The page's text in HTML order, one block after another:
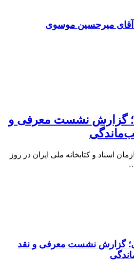
آقای میرحسین موسوی
گزارش نشست معرفی و
اسناد و کتابخانه ملی ایران در روز
گزارش نشست معرفی و نقد